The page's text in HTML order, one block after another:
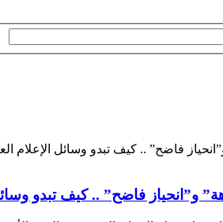
و”انحياز فاضح” .. كيف تبدو